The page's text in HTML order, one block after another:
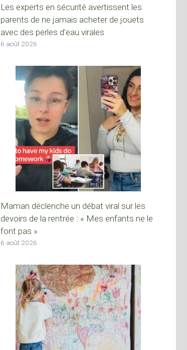
Les experts en sécurité avertissent les
parents de ne jamais acheter de jouets
avec des perles d’eau virales
6 août 2026
Maman déclenche un débat viral sur les
devoirs de la rentrée : « Mes enfants ne le
font pas »
6 août 2026